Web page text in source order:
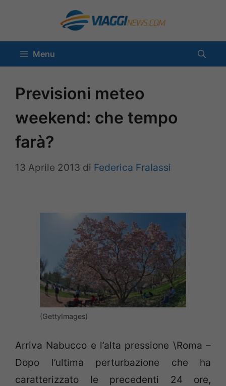
contenuto
Menu
Previsioni meteo
weekend: che tempo
farà?
13 Aprile 2013 di Federica Fralassi
(GettyImages)
Arriva Nabucco e l’alta pressione \Roma –
Dopo l’ultima perturbazione che ha
caratterizzato le precedenti 24 ore,